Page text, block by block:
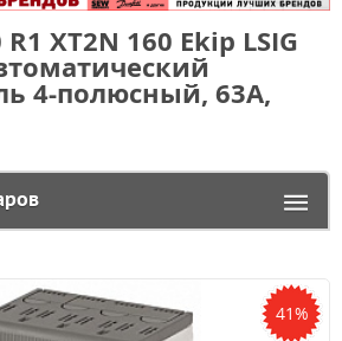
XT2N 160 Ekip LSIG
4-полюсный, 63A,
41%